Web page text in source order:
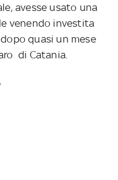
avesse usato una
venendo investita
quasi un mese
di Catania.